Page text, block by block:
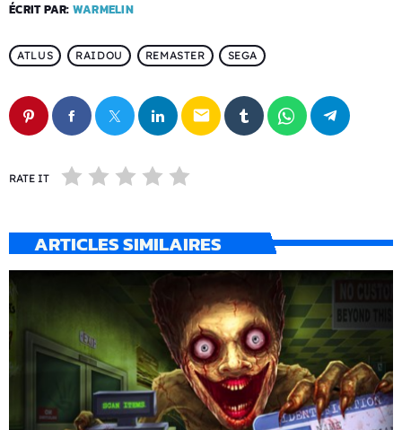
ÉCRIT PAR: WARMELIN
ATLUS RAIDOU REMASTER SEGA
email
RATE IT
ARTICLES SIMILAIRES